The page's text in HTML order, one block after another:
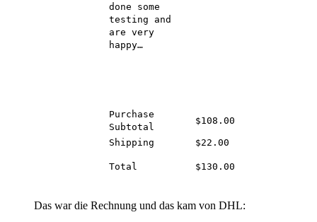
done some
testing and
are very
happy…
Purchase
Subtotal
$108.00
Shipping $22.00
Total $130.00
Das war die Rechnung und das kam von DHL: